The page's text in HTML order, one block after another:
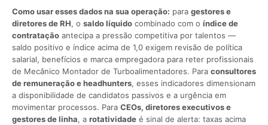
Como usar esses dados na sua operação: para gestores e
diretores de RH, o saldo líquido combinado com o índice de
contratação antecipa a pressão competitiva por talentos —
saldo positivo e índice acima de 1,0 exigem revisão de política
salarial, benefícios e marca empregadora para reter profissionais
de Mecânico Montador de Turboalimentadores. Para consultores
de remuneração e headhunters, esses indicadores dimensionam
a disponibilidade de candidatos passivos e a urgência em
movimentar processos. Para CEOs, diretores executivos e
gestores de linha, a rotatividade é sinal de alerta: taxas acima